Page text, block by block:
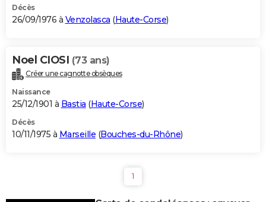
Décès
26/09/1976 à Venzolasca (Haute-Corse)
Noel CIOSI (73 ans)
Créer une cagnotte obsèques
Naissance
25/12/1901 à Bastia (Haute-Corse)
Décès
10/11/1975 à Marseille (Bouches-du-Rhône)
1